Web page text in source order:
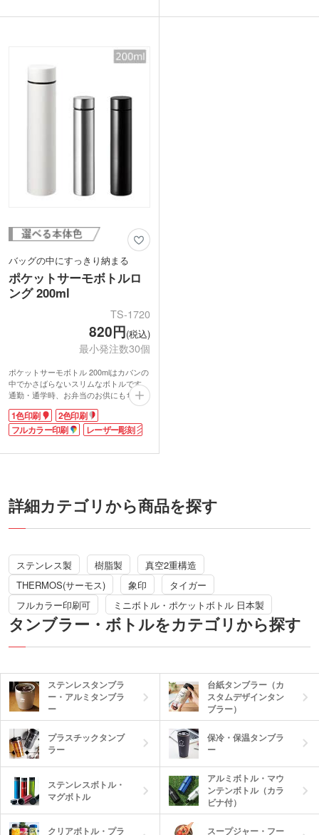
ができます。1色印刷はぐるっと大きく
名入れも可能!オリジナリティあふれる
ノベルティを制作出来ます。
ケットに収まるほどコンパクトなので、
バッグの中にすっきり納まる
ポケットサーモボトルロ
ング 200ml
TS-1720
820円(税込)
最小発注数30個
ポケットサーモボトル 200mlはカバンの
中でかさばらないスリムなボトルです。
通勤・通学時、お弁当のお供にもちょう
どいいサイズ。缶コーヒーと同じくらい
の容量約200mlです。耐久性に優れた18-
8ステンレスを使用した真空二重構造
マイボトルは経済的でエコ。お気に入り
入れができる回転シルク印刷は、オリジ
ナリティあふれる仕上がりに。高級感を
るので、特別な記念品やノベルティにお
れてお届けします。
1色印刷
2色印刷
フルカラー印刷
レーザー彫刻
詳細カテゴリから商品を探す
ステンレス製 樹脂製
真空2重構造
THERMOS(サーモス)
象印
タイガー
フルカラー印刷可
ミニボトル・ポケットボトル 日本製
タンブラー・ボトルをカテゴリから探す
ステンレスタンブラ
ー・アルミタンブラ
ー
台紙タンブラー（カ
スタムデザインタン
ブラー）
プラスチックタンブ
ラー
保冷・保温タンブラ
ー
ステンレスボトル・
マグボトル
アルミボトル・マウ
ンテンボトル（カラ
ビナ付）
クリアボトル・プラ スープジャー・フー